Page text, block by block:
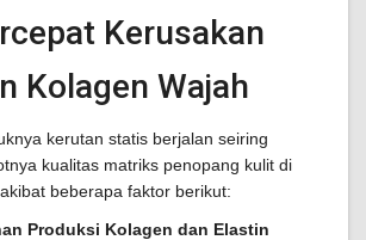
Kerusakan
Kolagen Wajah
kerutan statis berjalan seiring
kualitas matriks penopang kulit di
beberapa faktor berikut:
Produksi Kolagen dan Elastin